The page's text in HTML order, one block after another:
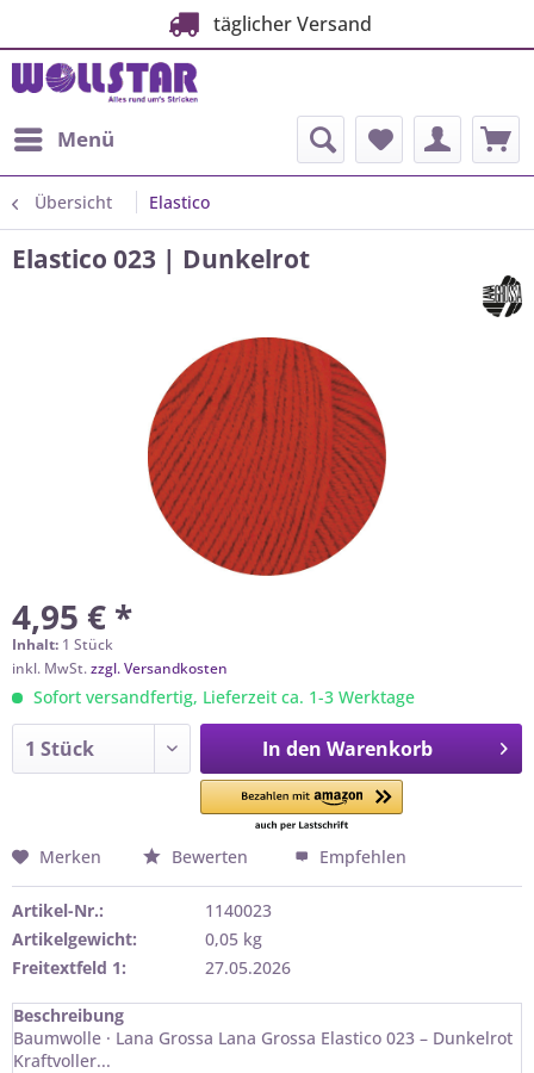
täglicher Versand
Menü
Übersicht Elastico
Elastico 023 | Dunkelrot
4,95 € *
Inhalt: 1 Stück
inkl. MwSt.zzgl. Versandkosten
Sofort versandfertig, Lieferzeit ca. 1-3 Werktage
In den Warenkorb
Merken Bewerten Empfehlen
Artikel-Nr.:
1140023
Artikelgewicht:
0,05 kg
Freitextfeld 1:
27.05.2026
Beschreibung
Baumwolle · Lana Grossa Lana Grossa Elastico 023 – Dunkelrot
Kraftvoller...